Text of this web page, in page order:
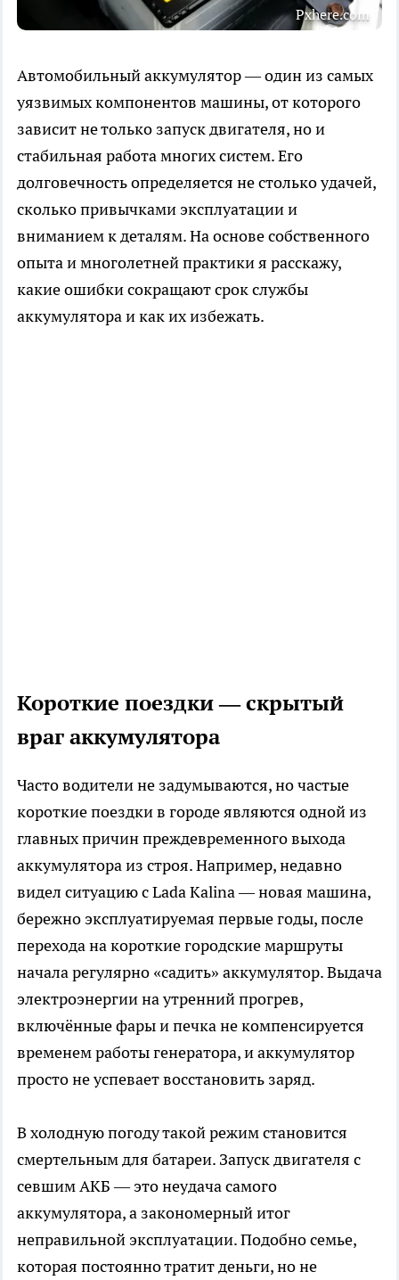
Pxhere.com
Автомобильный аккумулятор — один из самых
уязвимых компонентов машины, от которого
зависит не только запуск двигателя, но и
стабильная работа многих систем. Его
долговечность определяется не столько удачей,
сколько привычками эксплуатации и
вниманием к деталям. На основе собственного
опыта и многолетней практики я расскажу,
какие ошибки сокращают срок службы
аккумулятора и как их избежать.
Короткие поездки — скрытый
враг аккумулятора
Часто водители не задумываются, но частые
короткие поездки в городе являются одной из
главных причин преждевременного выхода
аккумулятора из строя. Например, недавно
видел ситуацию с Lada Kalina — новая машина,
бережно эксплуатируемая первые годы, после
перехода на короткие городские маршруты
начала регулярно «садить» аккумулятор. Выдача
электроэнергии на утренний прогрев,
включённые фары и печка не компенсируется
временем работы генератора, и аккумулятор
просто не успевает восстановить заряд.
В холодную погоду такой режим становится
смертельным для батареи. Запуск двигателя с
севшим АКБ — это неудача самого
аккумулятора, а закономерный итог
неправильной эксплуатации. Подобно семье,
которая постоянно тратит деньги, но не